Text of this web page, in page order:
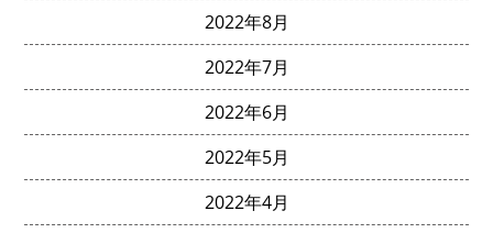
2022年8月
2022年7月
2022年6月
2022年5月
2022年4月